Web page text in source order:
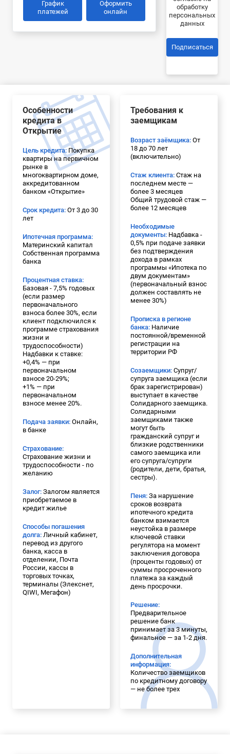
График
платежей
Оформить
онлайн
обработку
персональных
данных
Подписаться
Особенности
кредита в
Открытие
Цель кредита: Покупка
квартиры на первичном
рынке в
многоквартирном доме,
аккредитованном
банком «Открытие»
Срок кредита: От 3 до 30
лет
Ипотечная программа:
Материнский капитал
Собственная программа
банка
Процентная ставка:
Базовая - 7,5% годовых
(если размер
первоначального
взноса более 30%, если
клиент подключился к
программе страхования
жизни и
трудоспособности)
Надбавки к ставке:
+0,4% — при
первоначальном
взносе 20-29%;
+1% — при
первоначальном
взносе менее 20%.
Подача заявки: Онлайн,
в банке
Страхование:
Страхование жизни и
трудоспособности - по
желанию
Залог: Залогом является
приобретаемое в
кредит жилье
Способы погашения
долга: Личный кабинет,
перевод из другого
банка, касса в
отделении, Почта
России, кассы в
торговых точках,
терминалы (Элекснет,
QIWI, Мегафон)
Требования к
заемщикам
Возраст заёмщика: От
18 до 70 лет
(включительно)
Стаж клиента: Стаж на
последнем месте —
более 3 месяцев
Общий трудовой стаж —
более 12 месяцев
Необходимые
документы: Надбавка -
0,5% при подаче заявки
без подтверждения
дохода в рамках
программы «Ипотека по
двум документам»
(первоначальный взнос
должен составлять не
менее 30%)
Прописка в регионе
банка: Наличие
постоянной/временной
регистрации на
территории РФ
Созаемщики: Супруг/
супруга заемщика (если
брак зарегистрирован)
выступает в качестве
Солидарного заемщика.
Солидарными
заемщиками также
могут быть
гражданский супруг и
близкие родственники
самого заемщика или
его супруга/супруги
(родители, дети, братья,
сестры).
Пеня: За нарушение
сроков возврата
ипотечного кредита
банком взимается
неустойка в размере
ключевой ставки
регулятора на момент
заключения договора
(проценты годовых) от
суммы просроченного
платежа за каждый
день просрочки.
Решение:
Предварительное
решение банк
принимает за 3 минуты,
финальное — за 1-2 дня.
Дополнительная
информация:
Количество заемщиков
по кредитному договору
— не более трех